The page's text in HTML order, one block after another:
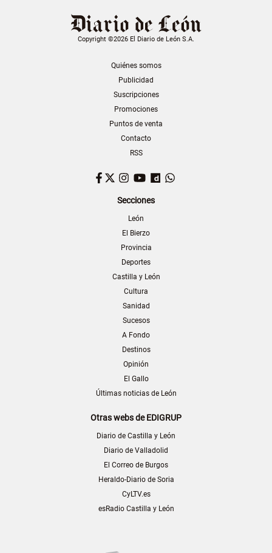
Copyright ©2026 El Diario de León S.A.
Quiénes somos
Publicidad
Suscripciones
Promociones
Puntos de venta
Contacto
RSS
Facebook
TwitterInstagram
YouTubeDailymotion
Secciones
León
El Bierzo
Provincia
Deportes
Castilla y León
Cultura
Sanidad
Sucesos
A Fondo
Destinos
Opinión
El Gallo
Últimas noticias de León
Otras webs de EDIGRUP
Diario de Castilla y León
Diario de Valladolid
El Correo de Burgos
Heraldo-Diario de Soria
CyLTV.es
esRadio Castilla y León